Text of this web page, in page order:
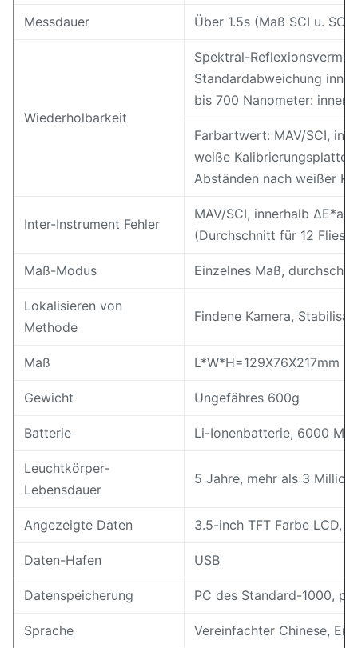
Messdauer Über 1.5s (Maß SCI u.
Wiederholbarkeit
Spektral-
Standardabweichung
bis 700 Nanometer:
Farbartwert: MAV/SCI,
weiße Kalibrierungsplatte
Abständen nach weißer
Inter-Instrument Fehler
MAV/SCI, innerhalb ΔE*ab
(Durchschnitt für 12
Maß-Modus Einzelnes Maß,
Lokalisieren von
Methode
Findene Kamera,
Maß L*W*H=129X76X217mm
Gewicht Ungefähres 600g
Batterie Li-Ionenbatterie, 6000
Leuchtkörper-
Lebensdauer
5 Jahre, mehr als 3 Million
Angezeigte Daten 3.5-inch TFT Farbe LCD,
Daten-Hafen USB
Datenspeicherung PC des Standard-1000,
Sprache Vereinfachter Chinese,